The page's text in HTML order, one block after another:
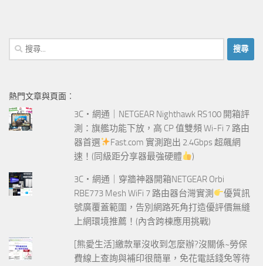
搜
尋
字:
熱門文章與頁面︰
3C‧網通｜NETGEAR Nighthawk RS100 開箱評
測：旗艦功能下放，高 CP 值雙頻 Wi-Fi 7 路由
器首選
Fast.com 實測跑出 2.4Gbps 超飆網
速！(同級距分享器最強硬體
)
3C‧網通｜穿牆神器開箱NETGEAR Orbi
RBE773 Mesh WiFi 7 路由器台灣實測
優質訊
號廣覆蓋範圍，告別網路死角打造優評價無縫
上網環境推薦！(內含跨棟應用挑戰)
[熊愛生活]繳款單沒收到怎麼辦?沒關係~勞保
費線上查詢與補印很簡單，免花電話錢免等待